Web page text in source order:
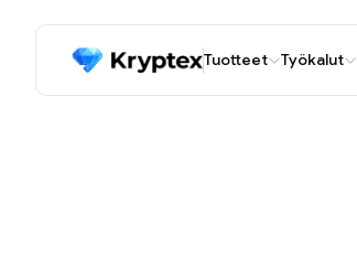
Tuotteet Työkalut